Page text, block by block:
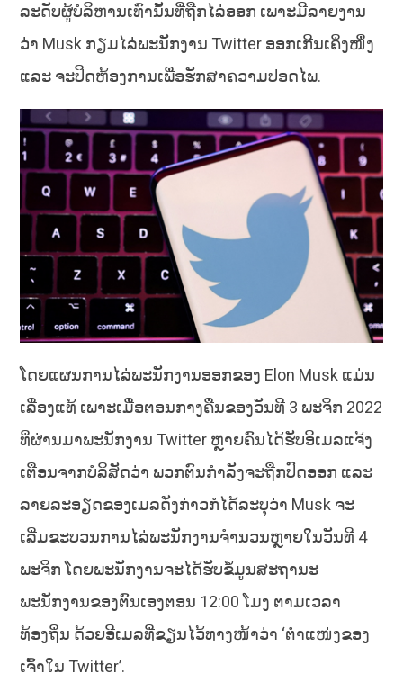
ລະດັບຜູ້ບໍລິຫານເທົ່ານັ້ນທີ່ຖືກໄລ່ອອກ ເພາະມີລາຍງານ
ວ່າ Musk ກຽມໄລ່ພະນັກງານ Twitter ອອກເກີນເຄິ່ງໜຶ່ງ
ແລະ ຈະປິດຫ້ອງການເພື່ອຮັກສາຄວາມປອດໄພ.
ໂດຍແຜນການໄລ່ພະນັກງານອອກຂອງ Elon Musk ແມ່ນ
ເລື່ອງແທ້ ເພາະເມື່ອຕອນກາງຄືນຂອງວັນທີ 3 ພະຈິກ 2022
ທີ່ຜ່ານມາພະນັກງານ Twitter ຫຼາຍຄົນໄດ້ຮັບອີເມລແຈ້ງ
ເຕືອນຈາກບໍລິສັດວ່າ ພວກຕົນກໍາລັງຈະຖືກປົດອອກ ແລະ
ລາຍລະອຽດຂອງເມລດັ່ງກ່າວກໍໄດ້ລະບຸວ່າ Musk ຈະ
ເລີ່ມຂະບວນການໄລ່ພະນັກງານຈໍານວນຫຼາຍໃນວັນທີ 4
ພະຈິກ ໂດຍພະນັກງານຈະໄດ້ຮັບຂໍ້ມູນສະຖານະ
ພະນັກງານຂອງຕົນເອງຕອນ 12:00 ໂມງ ຕາມເວລາ
ທ້ອງຖິ່ນ ດ້ວຍອີເມລທີ່ຂຽນໄວ້ທາງໜ້າວ່າ ‘ຕໍາແໜ່ງຂອງ
ເຈົ້າໃນ Twitter’.